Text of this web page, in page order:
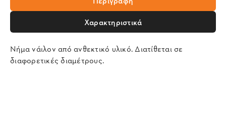
Χαρακτηριστικά
Νήμα νάιλον από ανθεκτικό υλικό. Διατίθεται σε
διαφορετικές διαμέτρους.